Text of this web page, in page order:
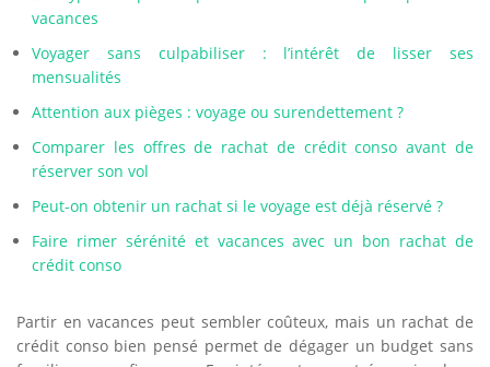
vacances
Voyager sans culpabiliser : l’intérêt de lisser ses
mensualités
Attention aux pièges : voyage ou surendettement ?
Comparer les offres de rachat de crédit conso avant de
réserver son vol
Peut-on obtenir un rachat si le voyage est déjà réservé ?
Faire rimer sérénité et vacances avec un bon rachat de
crédit conso
Partir en vacances peut sembler coûteux, mais un rachat de
crédit conso bien pensé permet de dégager un budget sans